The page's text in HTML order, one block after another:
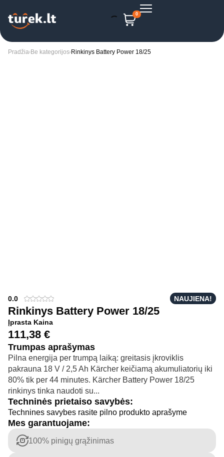
0
Pradžia Be kategorijos Rinkinys Battery Power 18/25
0.0 NAUJIENA!
Rinkinys Battery Power 18/25
Įprasta Kaina
111,38 €
Trumpas aprašymas
Pilna energija per trumpą laiką: greitasis įkroviklis
pakrauna 18 V / 2,5 Ah Kärcher keičiamą akumuliatorių iki
80% tik per 44 minutes. Kärcher Battery Power 18/25
rinkinys tinka naudoti su...
Techninės prietaiso savybės:
Technines savybes rasite pilno produkto aprašyme
Mes garantuojame:
100% pinigų grąžinimas